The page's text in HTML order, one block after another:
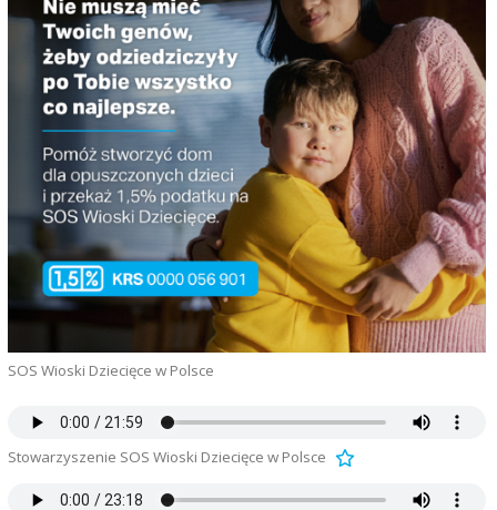
SOS Wioski Dziecięce w Polsce
Stowarzyszenie SOS Wioski Dziecięce w Polsce